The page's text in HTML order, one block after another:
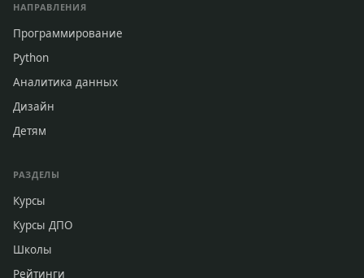
НАПРАВЛЕНИЯ
Программирование
Python
Аналитика данных
Дизайн
Детям
РАЗДЕЛЫ
Курсы
Курсы ДПО
Школы
Рейтинги